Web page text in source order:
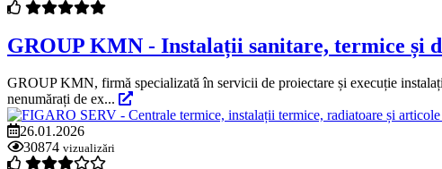
GROUP KMN - Instalații sanitare, termice și
GROUP KMN, firmă specializată în servicii de proiectare și execuție
nenumărați de ex...
26.01.2026
30874 vizualizări